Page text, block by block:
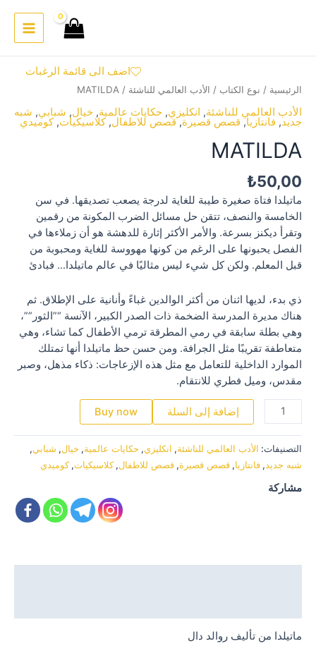
Main
الرئيسية / نوع الكتاب / الأدب العالمي للناشئة / MATILDA
الأدب العالمي للناشئة, انكليزي, حكايات عالمية, خيال, شبابي, شبه
جديد, فانتازيا, قصص قصيرة,قصص للاطفال,كلاسيكيات,كوميدي
MATILDA
₺50,00
ماتيلدا فتاة صغيرة طيبة للغاية لدرجة يصعب تصديقها. في سن
الخامسة والنصف، تتقن حل مسائل الضرب المكونة من رقمين
وتقرأ ديكنز بسرعة. والأمر الأكثر إثارة للدهشة هو أن زملاءها في
الفصل يحبونها على الرغم من كونها مهووسة للغاية ومحبوبة من
قبل المعلم. ولكن كل شيء ليس مثاليًا في عالم ماتيلدا… فبادئ
ذي بدء، لديها اثنان من أكثر الوالدين غباءً وأنانية على الإطلاق. ثم
هناك مديرة المدرسة الضخمة ذات الصدر الكبير، الآنسة “”الثور””،
وهي بطلة سابقة في رمي المطرقة ترمي الأطفال كما تشاء، وهي
متعاطفة تقريبًا مثل الجرافة. ومن حسن حظ ماتيلدا أنها تمتلك
الموارد الداخلية للتعامل مع مثل هذه الإزعاجات: ذكاء مذهل، وصبر
مقدس، وميل فطري للانتقام.
كمية
MATILDA
إضافة إلى السلة Buy now
التصنيفات: الأدب العالمي للناشئة, انكليزي, حكايات عالمية, خيال, شبابي,
شبه جديد, فانتازيا, قصص قصيرة, قصص للاطفال,كلاسيكيات,كوميدي
اضف الى قائمة الرغبات
مشاركة
ماتيلدا من تأليف روالد دال